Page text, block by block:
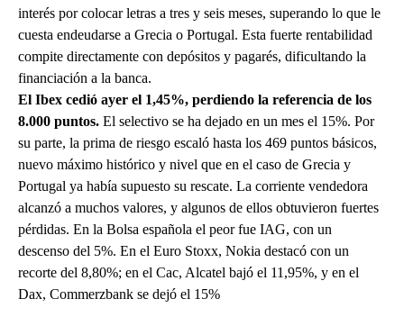
interés por colocar letras a tres y seis meses, superando lo que le
cuesta endeudarse a Grecia o Portugal. Esta fuerte rentabilidad
compite directamente con depósitos y pagarés, dificultando la
financiación a la banca.
El Ibex cedió ayer el 1,45%, perdiendo la referencia de los
8.000 puntos. El selectivo se ha dejado en un mes el 15%. Por
su parte, la prima de riesgo escaló hasta los 469 puntos básicos,
nuevo máximo histórico y nivel que en el caso de Grecia y
Portugal ya había supuesto su rescate. La corriente vendedora
alcanzó a muchos valores, y algunos de ellos obtuvieron fuertes
pérdidas. En la Bolsa española el peor fue IAG, con un
descenso del 5%. En el Euro Stoxx, Nokia destacó con un
recorte del 8,80%; en el Cac, Alcatel bajó el 11,95%, y en el
Dax, Commerzbank se dejó el 15%